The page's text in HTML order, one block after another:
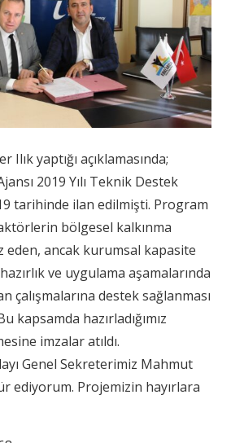
Ilık yaptığı açıklamasında;
2019 Yılı Teknik Destek
tarihinde ilan edilmişti. Program
bölgesel kalkınma
eden, ancak kurumsal kapasite
ve uygulama aşamalarında
çalışmalarına destek sağlanması
kapsamda hazırladığımız
imzalar atıldı.
Genel Sekreterimiz Mahmut
ediyorum. Projemizin hayırlara